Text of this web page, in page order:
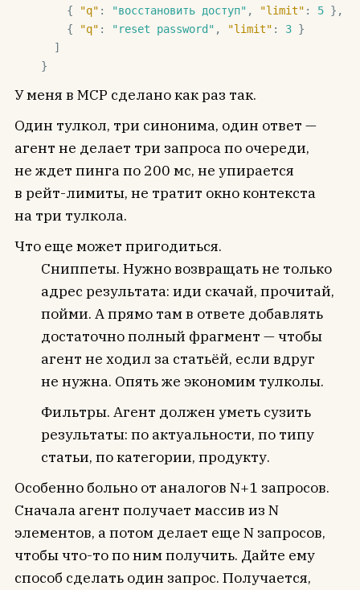
    {
"q" : "восстановить доступ" , "limit" : 5 },
    {
"q" : "reset password" , "limit" : 3 }
}
У меня в MCP сделано как раз так.
Один тулкол, три синонима, один ответ —
агент не делает три запроса по очереди,
не ждет пинга по 200 мс, не упирается
в рейт-лимиты, не тратит окно контекста
на три тулкола.
Что еще может пригодиться.
Сниппеты. Нужно возвращать не только
адрес результата: иди скачай, прочитай,
пойми. А прямо там в ответе добавлять
достаточно полный фрагмент — чтобы
агент не ходил за статьёй, если вдруг
не нужна. Опять же экономим тулколы.
Фильтры. Агент должен уметь сузить
результаты: по актуальности, по типу
статьи, по категории, продукту.
Особенно больно от аналогов N+1 запросов.
Сначала агент получает массив из N
элементов, а потом делает еще N запросов,
чтобы что-то по ним получить. Дайте ему
способ сделать один запрос. Получается,